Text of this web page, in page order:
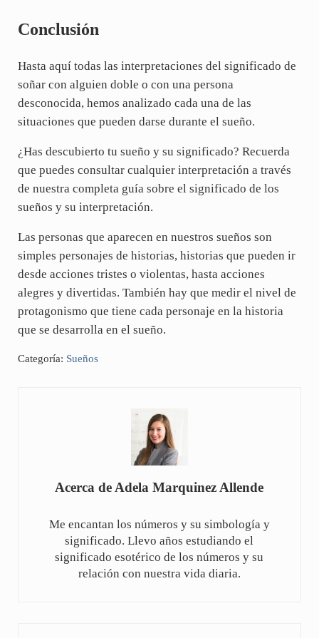
Conclusión
Hasta aquí todas las interpretaciones del significado de
soñar con alguien doble o con una persona
desconocida, hemos analizado cada una de las
situaciones que pueden darse durante el sueño.
¿Has descubierto tu sueño y su significado? Recuerda
que puedes consultar cualquier interpretación a través
de nuestra completa guía sobre el significado de los
sueños y su interpretación.
Las personas que aparecen en nuestros sueños son
simples personajes de historias, historias que pueden ir
desde acciones tristes o violentas, hasta acciones
alegres y divertidas. También hay que medir el nivel de
protagonismo que tiene cada personaje en la historia
que se desarrolla en el sueño.
Categoría: Sueños
Acerca de Adela Marquinez Allende
Me encantan los números y su simbología y
significado. Llevo años estudiando el
significado esotérico de los números y su
relación con nuestra vida diaria.